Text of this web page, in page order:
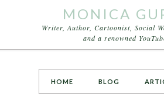
MONICA
Writer, Author, Cartoonist, Social
and a renowned
HOME BLOG